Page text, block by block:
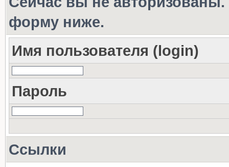
форму ниже.
Имя пользователя (login)
Пароль
Ссылки